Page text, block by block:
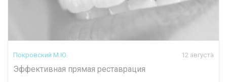
Покровский М.Ю. 12 августа
Эффективная прямая реставрация